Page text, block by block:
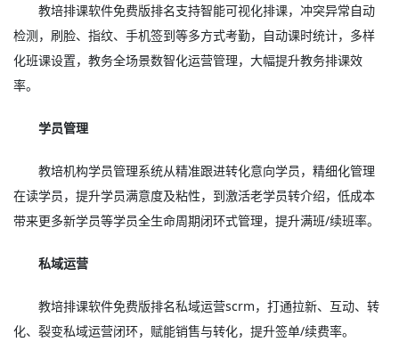
教培排课软件免费版排名支持智能可视化排课，冲突异常自动
检测，刷脸、指纹、手机签到等多方式考勤，自动课时统计，多样
化班课设置，教务全场景数智化运营管理，大幅提升教务排课效
率。
学员管理
教培机构学员管理系统从精准跟进转化意向学员，精细化管理
在读学员，提升学员满意度及粘性，到激活老学员转介绍，低成本
带来更多新学员等学员全生命周期闭环式管理，提升满班/续班率。
私域运营
教培排课软件免费版排名私域运营scrm，打通拉新、互动、转
化、裂变私域运营闭环，赋能销售与转化，提升签单/续费率。